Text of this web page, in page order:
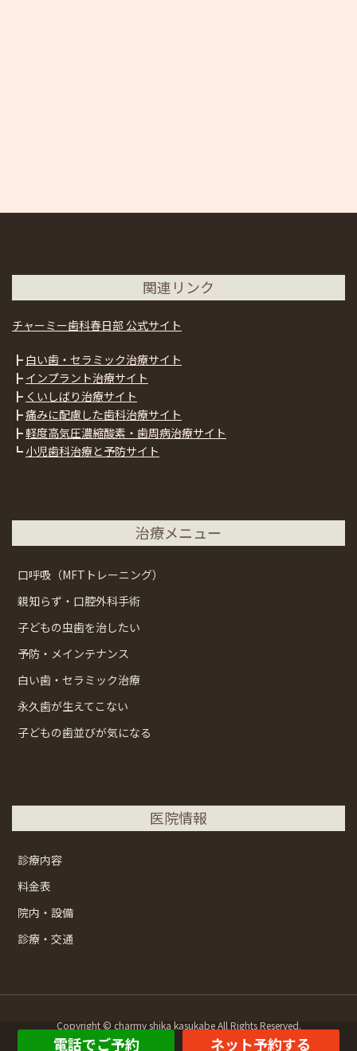
関連リンク
チャーミー歯科春日部 公式サイト
┣ 白い歯・セラミック治療サイト
┣ インプラント治療サイト
┣ くいしばり治療サイト
┣痛みに配慮した歯科治療サイト
┣軽度高気圧濃縮酸素・歯周病治療サイト
┗ 小児歯科治療と予防サイト
治療メニュー
口呼吸（MFTトレーニング）
親知らず・口腔外科手術
子どもの虫歯を治したい
予防・メインテナンス
白い歯・セラミック治療
永久歯が生えてこない
子どもの歯並びが気になる
医院情報
診療内容
料金表
院内・設備
診療・交通
Copyright © charmy shika kasukabe All Rights Reserved.
電話でご予約 ネット予約する